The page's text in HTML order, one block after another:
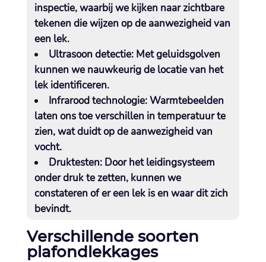
inspectie, waarbij we kijken naar zichtbare
tekenen die wijzen op de aanwezigheid van
een lek.​
Ultrasoon detectie:Met geluidsgolven
kunnen we nauwkeurig de locatie van het
lek identificeren.​
Infrarood technologie:Warmtebeelden
laten ons toe verschillen in temperatuur te
zien, wat duidt op de aanwezigheid van
vocht.​
Druktesten:Door het leidingsysteem
onder druk te zetten, kunnen we
constateren of er een lek is en waar dit zich
bevindt.​
Verschillende soorten
plafondlekkages